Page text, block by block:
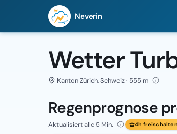
Neverin
Wetter
Kanton Zürich, Schweiz · 555 m
Regenprognose
Aktualisiert alle 5 Min. 4h freischalten